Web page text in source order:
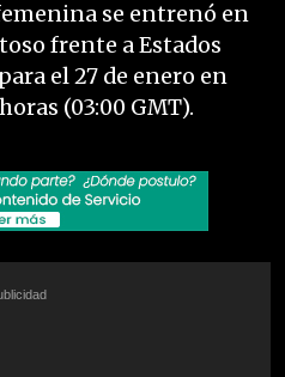
se entrenó en
frente a Estados
el 27 de enero en
(03:00 GMT).